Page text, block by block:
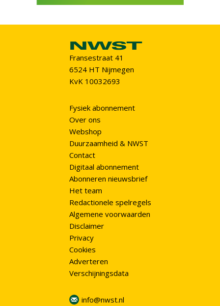
Fransestraat 41
6524 HT Nijmegen
KvK 10032693
Fysiek abonnement
Over ons
Webshop
Duurzaamheid & NWST
Contact
Digitaal abonnement
Abonneren nieuwsbrief
Het team
Redactionele spelregels
Algemene voorwaarden
Disclaimer
Privacy
Cookies
Adverteren
Verschijningsdata
info@nwst.nl